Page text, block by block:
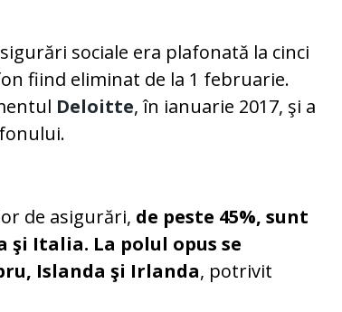
sociale era plafonată la cinci
fiind eliminat de la 1 februarie.
Deloitte, în ianuarie 2017, şi a
de asigurări, de peste 45%, sunt
şi Italia. La polul opus se
Islanda şi Irlanda, potrivit